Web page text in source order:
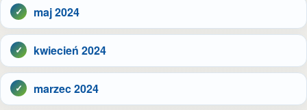
maj 2024
kwiecień 2024
marzec 2024